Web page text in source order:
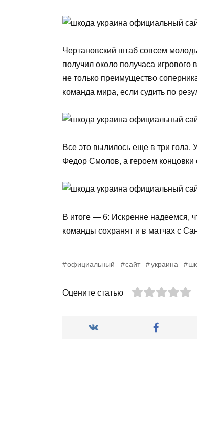
Чертановский штаб совсем
получил около получаса
не только преимущество
команда мира, если судить по
Все это вылилось еще в три гола.
Федор Смолов, а героем концовки
В итоге — 6: Искренне надеемся,
команды сохранят и в матчах с
официальный сайт украина
Оцените статью